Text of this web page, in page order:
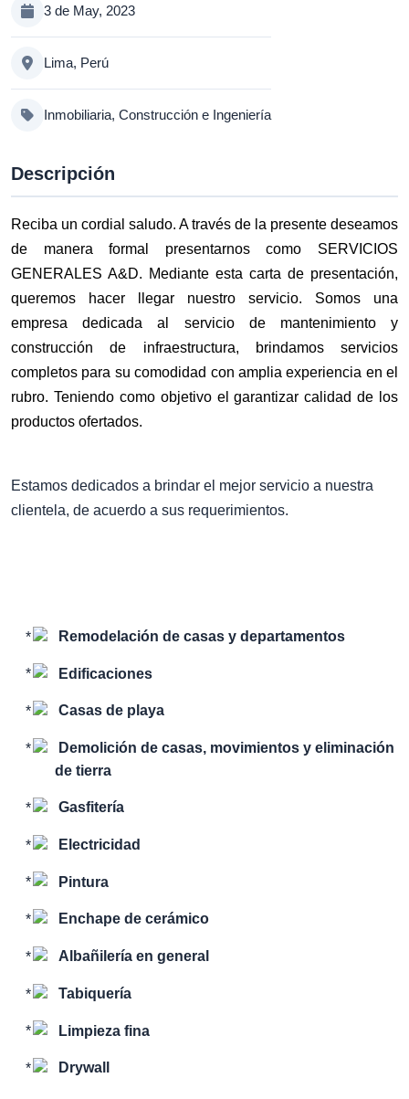
3 de May, 2023
Lima, Perú
Inmobiliaria, Construcción e Ingeniería
Descripción
Reciba un cordial saludo. A través de la presente deseamos
de manera formal presentarnos como SERVICIOS
GENERALES A&D. Mediante esta carta de presentación,
queremos hacer llegar nuestro servicio. Somos una
empresa dedicada al servicio de mantenimiento y
construcción de infraestructura, brindamos servicios
completos para su comodidad con amplia experiencia en el
rubro. Teniendo como objetivo el garantizar calidad de los
productos ofertados.
Estamos dedicados a brindar el mejor servicio a nuestra
clientela, de acuerdo a sus requerimientos.
Remodelación de casas y departamentos
Edificaciones
Casas de playa
Demolición de casas, movimientos y eliminación
de tierra
Gasfitería
Electricidad
Pintura
Enchape de cerámico
Albañilería en general
Tabiquería
Limpieza fina
Drywall